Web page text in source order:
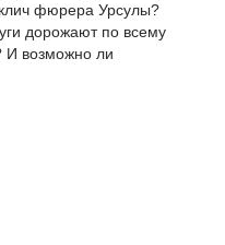
фюрера Урсулы?
дорожают по всему
И возможно ли